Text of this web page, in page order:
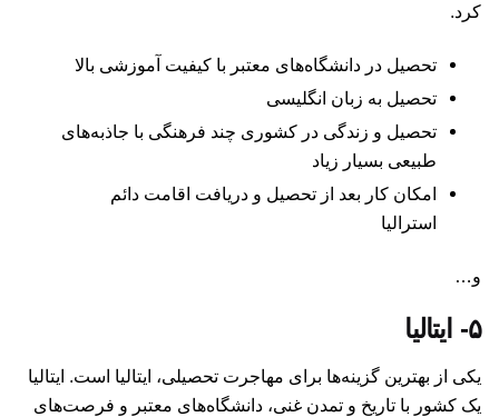
کرد.
تحصیل در دانشگاه‌‌های معتبر با کیفیت آموزشی بالا
تحصیل به زبان انگلیسی
تحصیل و زندگی در کشوری چند فرهنگی با جاذبه‌های
طبیعی بسیار زیاد
امکان کار بعد از تحصیل و دریافت اقامت دائم
استرالیا
و…
۵- ایتالیا
یکی از بهترین گزینه‌ها برای مهاجرت تحصیلی، ایتالیا است. ایتالیا
یک کشور با تاریخ و تمدن غنی، دانشگاه‌های معتبر و فرصت‌های